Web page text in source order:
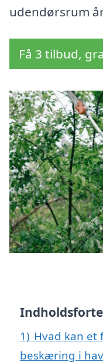
udendørsrum
Få 3 tilbud,
1) Hvad kan et
beskæring i